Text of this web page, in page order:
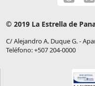
© 2019 La Estrella de
C/ Alejandro A. Duque G. -
Teléfono: +507 204-0000